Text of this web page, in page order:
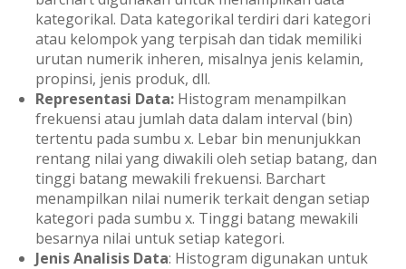
kategorikal. Data kategorikal terdiri dari kategori
atau kelompok yang terpisah dan tidak memiliki
urutan numerik inheren, misalnya jenis kelamin,
propinsi, jenis produk, dll.
Representasi Data: Histogram menampilkan
frekuensi atau jumlah data dalam interval (bin)
tertentu pada sumbu x. Lebar bin menunjukkan
rentang nilai yang diwakili oleh setiap batang, dan
tinggi batang mewakili frekuensi. Barchart
menampilkan nilai numerik terkait dengan setiap
kategori pada sumbu x. Tinggi batang mewakili
besarnya nilai untuk setiap kategori.
Jenis Analisis Data: Histogram digunakan untuk